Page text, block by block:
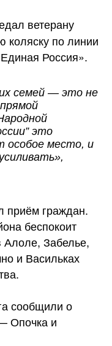
ветерану
коляску по линии
Россия».
семей — это не
это
особое место, и
приём граждан.
беспокоит
Алоле, Забелье,
и Васильках
сообщили о
Опочка и